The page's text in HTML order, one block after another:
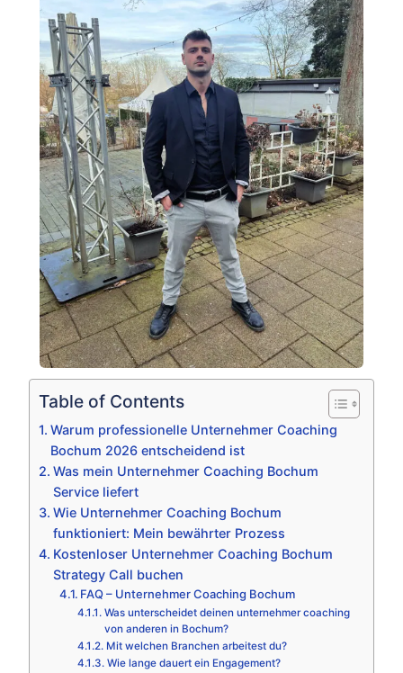
Table of Contents
Warum professionelle Unternehmer Coaching
Bochum 2026 entscheidend ist
Was mein Unternehmer Coaching Bochum
Service liefert
Wie Unternehmer Coaching Bochum
funktioniert: Mein bewährter Prozess
Kostenloser Unternehmer Coaching Bochum
Strategy Call buchen
FAQ – Unternehmer Coaching Bochum
Was unterscheidet deinen unternehmer coaching
von anderen in Bochum?
Mit welchen Branchen arbeitest du?
Wie lange dauert ein Engagement?